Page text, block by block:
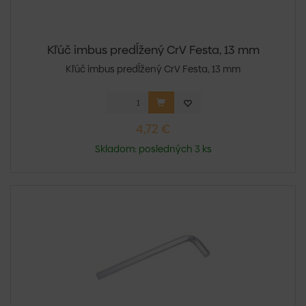
Kľúč imbus predĺžený CrV Festa, 13 mm
Kľúč imbus predĺžený CrV Festa, 13 mm
4,72 €
Skladom: posledných 3 ks